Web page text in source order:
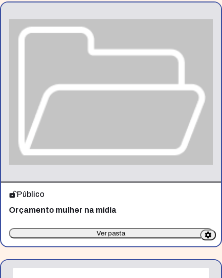
Público
Orçamento mulher na mídia
Ver pasta